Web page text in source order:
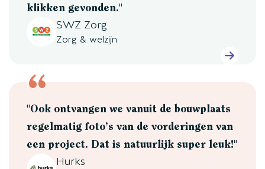
klikken gevonden."
SWZ Zorg
Zorg & welzijn
"Ook ontvangen we vanuit de bouwplaats
regelmatig foto’s van de vorderingen van
een project. Dat is natuurlijk super leuk!"
Hurks